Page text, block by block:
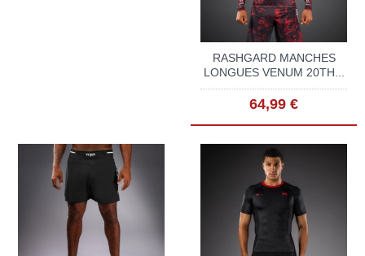
RASHGARD MANCHES
LONGUES VENUM 20TH...
64,99 €